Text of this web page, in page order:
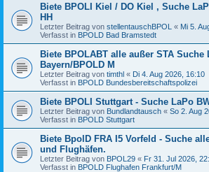
Biete BPOLI Kiel / DO Kiel , Suche
HH
Letzter Beitrag von stellentauschBPOL « Mi 5.
Verfasst in BPOLD Bad Bramstedt
Biete BPOLABT alle außer STA Suche
Bayern/BPOLD M
Letzter Beitrag von timthl « Di 4. Aug 2026, 16:10
Verfasst in BPOLD Bundesbereitschaftspolizei
Biete BPOLI Stuttgart - Suche LaPo
Letzter Beitrag von Bundlandtausch « So 2. Aug
Verfasst in BPOLD Stuttgart
Biete BpolD FRA I5 Vorfeld - Suche
und Flughäfen.
Letzter Beitrag von BPOL29 « Fr 31. Jul 2026,
Verfasst in BPOLD Flughafen Frankfurt/M